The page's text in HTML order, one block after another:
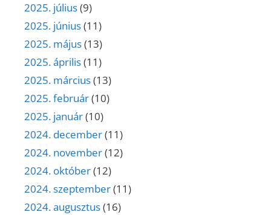
2025. július(9)
2025. június(11)
2025. május(13)
2025. április(11)
2025. március(13)
2025. február(10)
2025. január(10)
2024. december(11)
2024. november(12)
2024. október(12)
2024. szeptember(11)
2024. augusztus(16)